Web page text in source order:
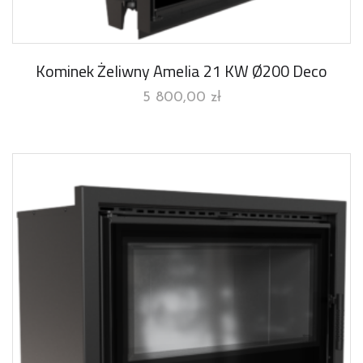
Kominek Żeliwny Amelia 21 KW Ø200 Deco
5 800,00 zł